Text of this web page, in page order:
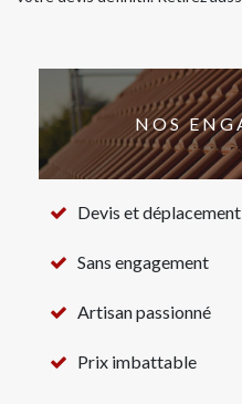
NOS
Devis et
Sans engagement
Artisan passionné
Prix imbattable